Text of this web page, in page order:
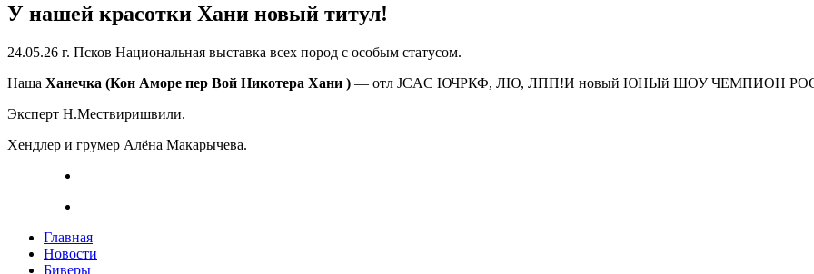
У нашей красотки Хани новый титул!
24.05.26 г. Псков Национальная выставка всех пород с особым статусом.
Наша Ханечка (Кон Аморе пер Вой Никотера Хани ) — отл JCAC ЮЧРКФ, ЛЮ, ЛПП!И новый ЮНЫй ШОУ ЧЕМПИОН
Эксперт Н.Мествиришвили.
Хендлер и грумер Алёна Макарычева.
Главная
Новости
Биверы